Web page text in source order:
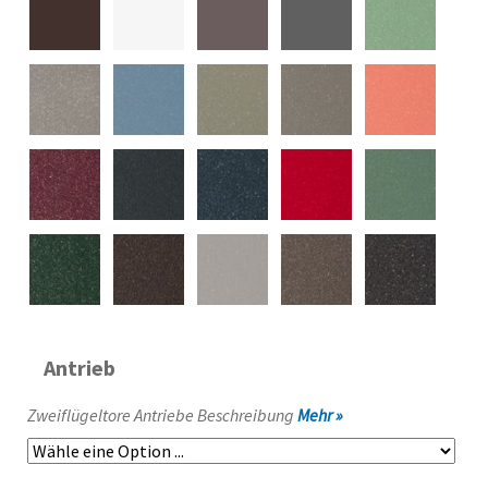
Antrieb
Zweiflügeltore Antriebe Beschreibung Mehr »